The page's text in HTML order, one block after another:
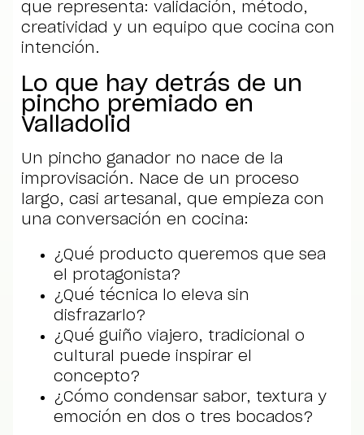
que representa: validación, método,
creatividad y un equipo que cocina con
intención.
Lo que hay detrás de un
pincho premiado en
Valladolid
Un pincho ganador no nace de la
improvisación. Nace de un proceso
largo, casi artesanal, que empieza con
una conversación en cocina:
¿Qué producto queremos que sea
el protagonista?
¿Qué técnica lo eleva sin
disfrazarlo?
¿Qué guiño viajero, tradicional o
cultural puede inspirar el
concepto?
¿Cómo condensar sabor, textura y
emoción en dos o tres bocados?